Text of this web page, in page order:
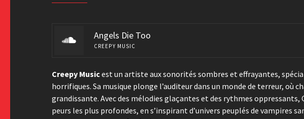
Angels Die Too
CREEPY MUSIC
Creepy Musicest un artiste aux sonorités sombres et effrayantes,
horrifiques. Sa musique plonge l’auditeur dans un monde de terreur, où
grandissante. Avec des mélodies glaçantes et des rythmes oppressants,
peurs les plus profondes, en s’inspirant d’univers peuplés de vampires